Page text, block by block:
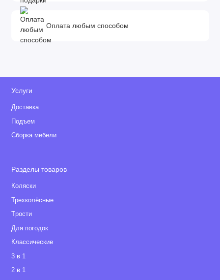
Оплата любым способом
Услуги
Доставка
Подъем
Сборка мебели
Разделы товаров
Коляски
Трехколёсные
Tрости
Для погодок
Классические
3 в 1
2 в 1